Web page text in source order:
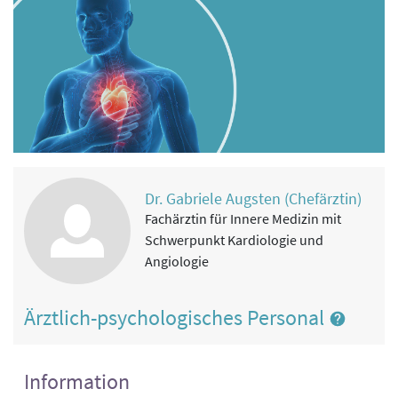
Dr. Gabriele Augsten (Chefärztin)
Fachärztin für Innere Medizin mit
Schwerpunkt Kardiologie und
Angiologie
Ärztlich-psychologisches Personal
Information